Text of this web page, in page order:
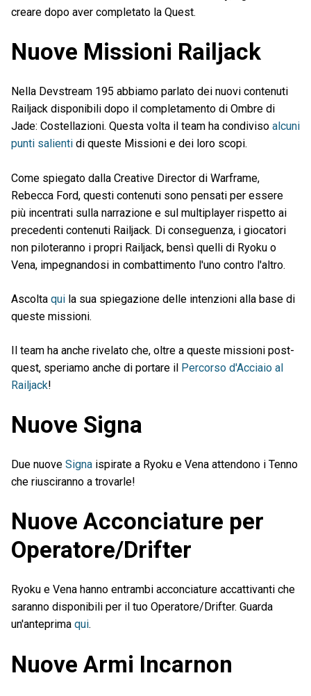
creare dopo aver completato la Quest.
Nuove Missioni Railjack
Nella Devstream 195 abbiamo parlato dei nuovi contenuti
Railjack disponibili dopo il completamento di Ombre di
Jade: Costellazioni. Questa volta il team ha condiviso alcuni
punti salienti di queste Missioni e dei loro scopi.
Come spiegato dalla Creative Director di Warframe,
Rebecca Ford, questi contenuti sono pensati per essere
più incentrati sulla narrazione e sul multiplayer rispetto ai
precedenti contenuti Railjack. Di conseguenza, i giocatori
non piloteranno i propri Railjack, bensì quelli di Ryoku o
Vena, impegnandosi in combattimento l'uno contro l'altro.
Ascolta qui la sua spiegazione delle intenzioni alla base di
queste missioni.
Il team ha anche rivelato che, oltre a queste missioni post-
quest, speriamo anche di portare il Percorso d'Acciaio al
Railjack!
Nuove Signa
Due nuove Signa ispirate a Ryoku e Vena attendono i Tenno
che riusciranno a trovarle!
Nuove Acconciature per
Operatore/Drifter
Ryoku e Vena hanno entrambi acconciature accattivanti che
saranno disponibili per il tuo Operatore/Drifter. Guarda
un'anteprima qui.
Nuove Armi Incarnon